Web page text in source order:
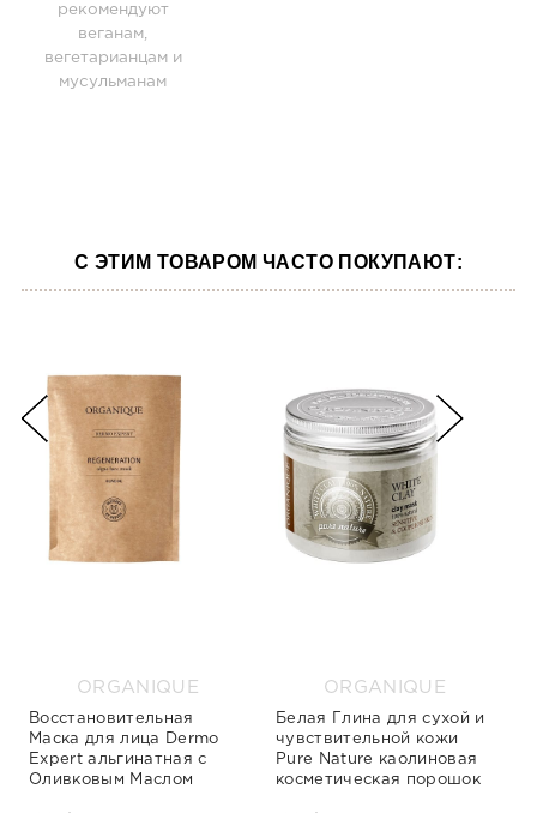
рекомендуют
веганам,
вегетарианцам и
мусульманам
С ЭТИМ ТОВАРОМ ЧАСТО ПОКУПАЮТ:
ORGANIQUE
Восстановительная
Маска для лица Dermo
Expert альгинатная с
Оливковым Маслом
ORGANIQUE
Белая Глина для сухой и
чувствительной кожи
Pure Nature каолиновая
косметическая порошок